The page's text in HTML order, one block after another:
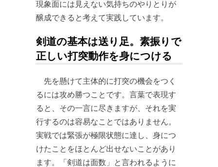
現象面には見えない気持ちのやりとりが
醸成できると考えて実践しています。
剣道の基本は送り足。素振りで
正しい打突動作を身につける
先を懸けて主体的に打突の機会をつく
るには攻め勝つことです。言葉で表現す
ると、その一言に尽きますが、それを実
行するのは容易なことではありません。
実戦では緊張が極限状態に達し、身につ
けたことをほとんど出せないことがあり
ます。「剣道は面数」と言われるように